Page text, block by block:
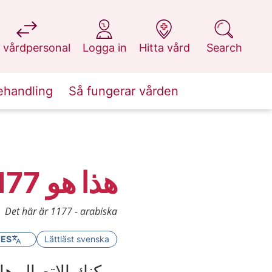
vårdpersonal
at 1177.se
Logga in
at 1177.se
Hitta vård
at 1177.se
Search
at 1177.se
Så fungerar vården
هذا هو 1177 دليل الرعاية الصحية
Det här är 1177 - arabiska
Lättläst svenska